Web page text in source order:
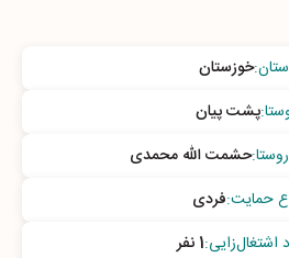
:خوزستان
:پشت پیان
:حشمت الله محمدی
حمایت:فردی
اشتغال‌زایی:1 نفر